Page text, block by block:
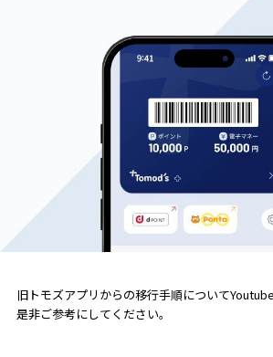
旧トモズアプリからの移行手順について
是非ご参考にしてください。